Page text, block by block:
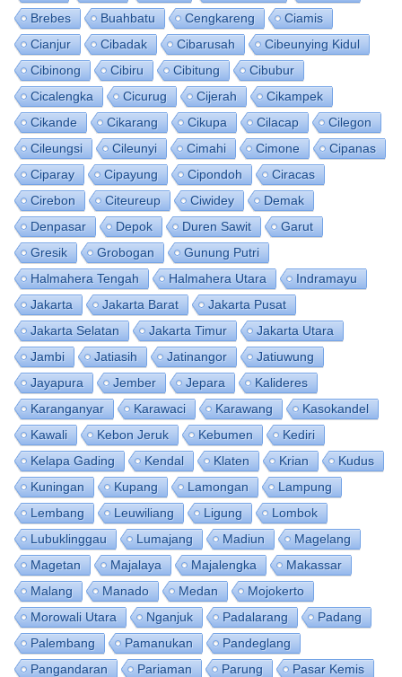
Brebes
Buahbatu Cengkareng
Ciamis
Cianjur
Cibadak Cibarusah
Cibeunying Kidul
Cibinong
Cibiru Cibitung
Cibubur
Cicalengka
Cicurug Cijerah
Cikampek
Cikande
Cikarang Cikupa Cilacap
Cilegon
Cileungsi
Cileunyi Cimahi Cimone
Cipanas
Ciparay
Cipayung Cipondoh
Ciracas
Cirebon
Citeureup Ciwidey
Demak
Denpasar
Depok Duren Sawit
Garut
Gresik
Grobogan
Gunung Putri
Halmahera Tengah
Halmahera Utara
Indramayu
Jakarta
Jakarta Barat
Jakarta Pusat
Jakarta Selatan
Jakarta Timur
Jakarta Utara
Jambi
Jatiasih Jatinangor
Jatiuwung
Jayapura
Jember Jepara
Kalideres
Karanganyar
Karawaci Karawang
Kasokandel
Kawali
Kebon Jeruk Kebumen
Kediri
Kelapa Gading
Kendal Klaten Krian
Kudus
Kuningan
Kupang Lamongan
Lampung
Lembang
Leuwiliang Ligung
Lombok
Lubuklinggau
Lumajang Madiun
Magelang
Magetan
Majalaya Majalengka
Makassar
Malang
Manado Medan
Mojokerto
Morowali Utara
Nganjuk Padalarang
Padang
Palembang
Pamanukan
Pandeglang
Pangandaran
Pariaman Parung
Pasar Kemis